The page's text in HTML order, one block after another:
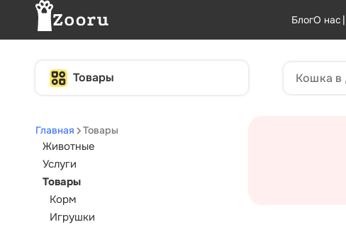
БлогО нас |
Товары
Главная Товары
Животные
Услуги
Товары
Корм
Игрушки